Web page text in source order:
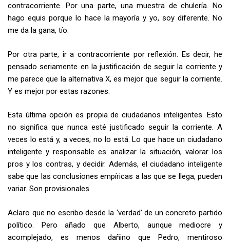
contracorriente. Por una parte, una muestra de chulería. No
hago equis porque lo hace la mayoría y yo, soy diferente. No
me da la gana, tío.
Por otra parte, ir a contracorriente por reflexión. Es decir, he
pensado seriamente en la justificación de seguir la corriente y
me parece que la alternativa X, es mejor que seguir la corriente.
Y es mejor por estas razones.
Esta última opción es propia de ciudadanos inteligentes. Esto
no significa que nunca esté justificado seguir la corriente. A
veces lo está y, a veces, no lo está. Lo que hace un ciudadano
inteligente y responsable es analizar la situación, valorar los
pros y los contras, y decidir. Además, el ciudadano inteligente
sabe que las conclusiones empíricas a las que se llega, pueden
variar. Son provisionales.
Aclaro que no escribo desde la ‘verdad’ de un concreto partido
político. Pero añado que Alberto, aunque mediocre y
acomplejado, es menos dañino que Pedro, mentiroso